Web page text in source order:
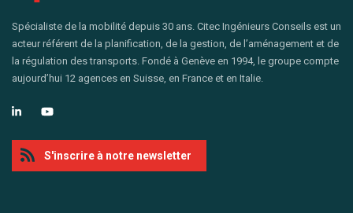
Spécialiste de la mobilité depuis 30 ans. Citec Ingénieurs Conseils est un
acteur référent de la planification, de la gestion, de l’aménagement et de
la régulation des transports. Fondé à Genève en 1994, le groupe compte
aujourd’hui 12 agences en Suisse, en France et en Italie.
S'inscrire à notre newsletter